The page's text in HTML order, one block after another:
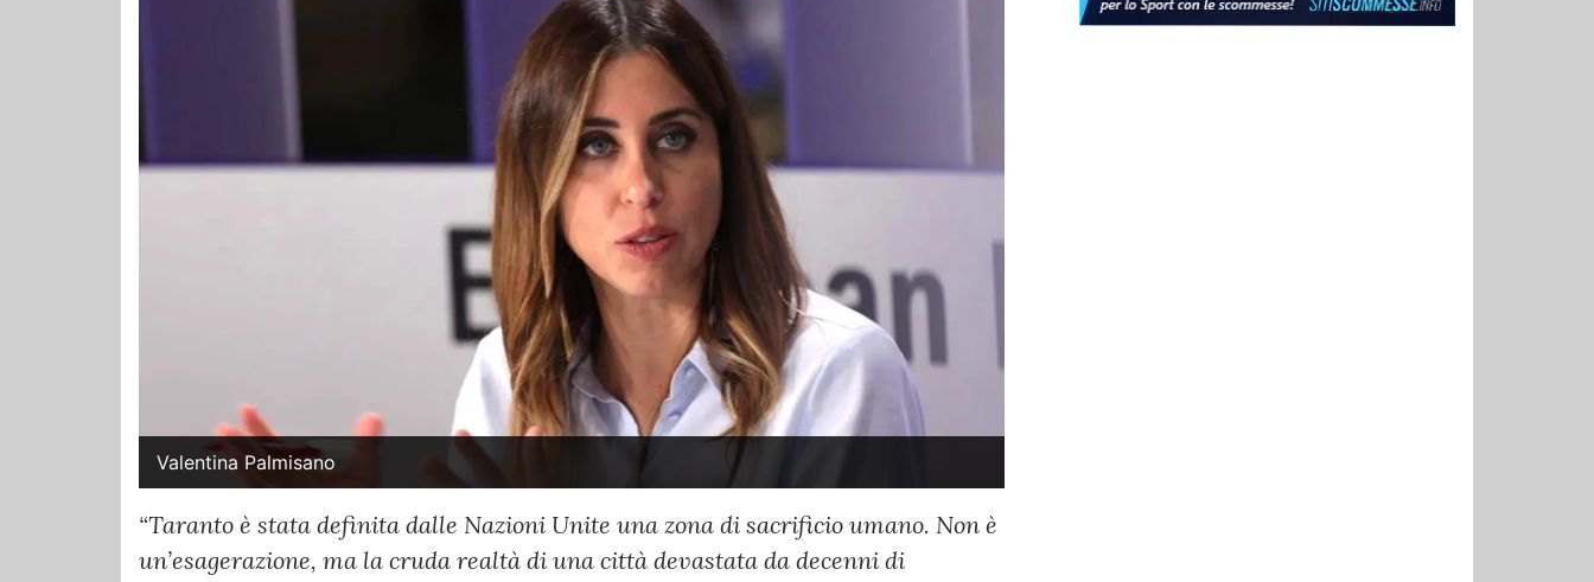
Valentina Palmisano
“Taranto è stata definita dalle Nazioni Unite una zona di sacrificio umano. Non è
un’esagerazione, ma la cruda realtà di una città devastata da decenni di